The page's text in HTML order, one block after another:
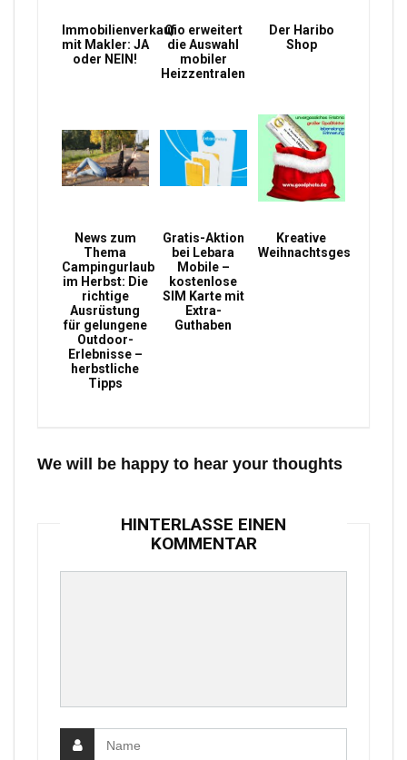
Immobilienverkauf
mit Makler: JA
oder NEIN!
Qio erweitert
die Auswahl
mobiler
Heizzentralen
Der Haribo
Shop
News zum
Thema
Campingurlaub
im Herbst: Die
richtige
Ausrüstung
für gelungene
Outdoor-
Erlebnisse –
herbstliche
Tipps
Gratis-Aktion
bei Lebara
Mobile –
kostenlose
SIM Karte mit
Extra-
Guthaben
Kreative
Weihnachtsgeschenke
We will be happy to hear your thoughts
HINTERLASSE EINEN
KOMMENTAR